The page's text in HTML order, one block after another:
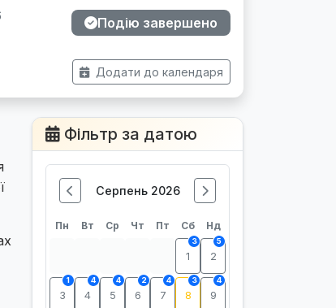
Подію завершено
Додати до календаря
Фільтр за датою
Серпень 2026
Пн Вт Ср Чт Пт Сб Нд
1
3
2
5
3
1
4
4
5
4
6
2
7
4
8
3
9
4